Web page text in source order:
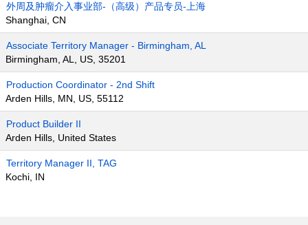
外周及肿瘤介入事业部-（高级）产品专员-上海
Shanghai, CN
Associate Territory Manager - Birmingham, AL
Birmingham, AL, US, 35201
Production Coordinator - 2nd Shift
Arden Hills, MN, US, 55112
Product Builder II
Arden Hills, United States
Territory Manager II, TAG
Kochi, IN